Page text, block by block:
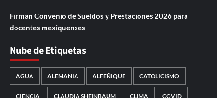
Firman Convenio de Sueldos y Prestaciones 2026 para
docentes mexiquenses
Nube de Etiquetas
AGUA ALEMANIA ALFEÑIQUE CATOLICISMO
CIENCIA CLAUDIA SHEINBAUM CLIMA COVID